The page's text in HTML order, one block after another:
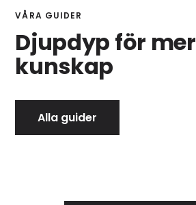
VÅRA GUIDER
Djupdyp för mer
kunskap
Alla guider